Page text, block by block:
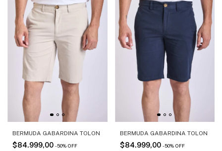
BERMUDA GABARDINA TOLON
$84.999,00 -50% OFF
BERMUDA GABARDINA TOLON
$84.999,00 -50% OFF